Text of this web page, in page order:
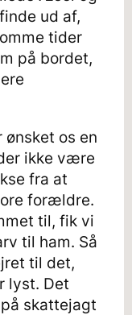
ud af,
tider
på bordet,
os en
ikke være
fra at
forældre.
til, fik vi
til ham. Så
til det,
lyst. Det
skattejagt